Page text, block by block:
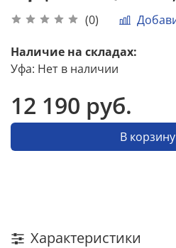
(0)
Наличие на складах:
Уфа: Нет в наличии
12 190 руб.
В корзину
Характеристики